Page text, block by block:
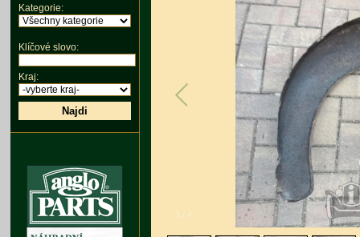
/ 4
Kategorie:
Klíčové slovo:
Kraj:
Najdi